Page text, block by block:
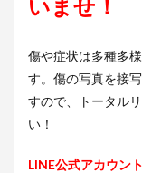
いませ！
傷や症状は多種多
す。傷の写真を接
すので、トータル
い！
LINE公式アカウン